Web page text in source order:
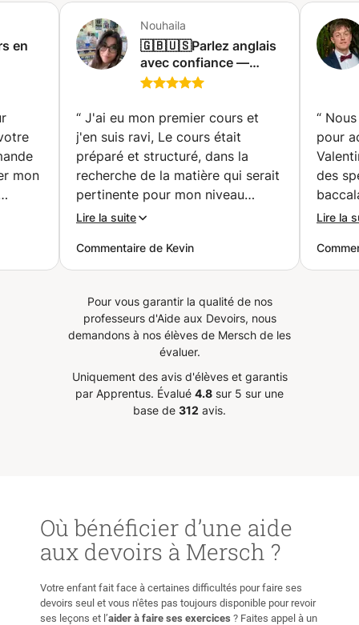
objectifs (TOPIK, conversation, voyage, culture, loisirs). ✔
Explications simples et structurées ✔ Matériel inclus. ✔
Environnement convivial et motivant. ✔ Surveillance et
retour d'information continus. 💻 Modalité Cours en ligne
orale et votre compréhension réelle. Préparez-vous pour
TOPIKE I Comprendre la culture coréenne en plus de la
langue. 📩 Contactez-moi et nous élaborerons ensemble
votre programme d'apprentissage personnalisé.
Apprendre le coréen peut être amusant, efficace et
motivant !
en
mon
Nouhaila
🇬🇧🇺🇸Parlez anglais
avec confiance —
Voyages | Affaires |
Conversation 📚🗣️🤑✈️
(Charleroi)
“ J'ai eu mon premier cours et
j'en suis ravi, Le cours était
préparé et structuré, dans la
recherche de la matière qui serait
pertinente pour mon niveau
actuel, et s'est déroulé à un
est bien là pour enseigner et s'y
attèle avec professionnalisme.
l'on peut bien apprendre et
progresser avec elle. Autre chose
importante, Nouhaila donne cours
très agréable d'apprendre avec
elle, ces cours ne dégagent aucun
Lire la suite
Commentaire de Kevin
“
pour
des
Lire la
Pour vous garantir la qualité de nos
professeurs d'Aide aux Devoirs, nous
demandons à nos élèves de Mersch de les
évaluer.
Uniquement des avis d'élèves et garantis
par Apprentus. Évalué 4.8 sur 5 sur une
base de 312 avis.
Où bénéficier d’une aide
aux devoirs à Mersch ?
Votre enfant fait face à certaines difficultés pour faire ses
devoirs seul et vous n'êtes pas toujours disponible pour revoir
ses leçons et l’aider à faire ses exercices ? Faites appel à un